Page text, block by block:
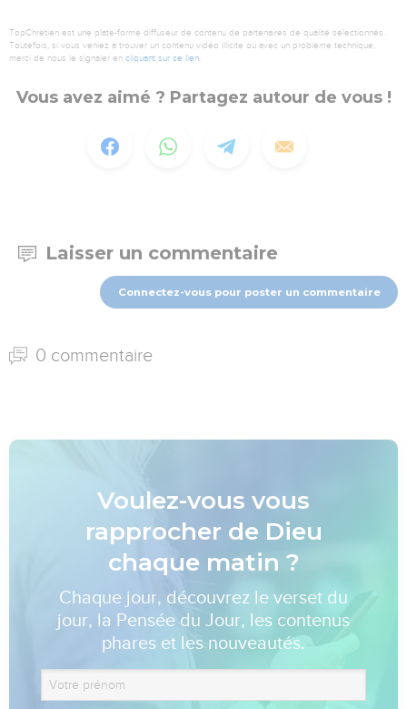
TopChrétien est une plate-forme diffuseur de contenu de partenaires de qualité sélectionnés.
Toutefois, si vous veniez à trouver un contenu vidéo illicite ou avec un problème technique,
merci de nous le signaler en cliquant sur ce lien.
Vous avez aimé ? Partagez autour de vous !
Laisser un commentaire
Connectez-vous pour poster un commentaire
0 commentaire
Voulez-vous vous
rapprocher de Dieu
chaque matin ?
Chaque jour, découvrez le verset du
jour, la Pensée du Jour, les contenus
phares et les nouveautés.